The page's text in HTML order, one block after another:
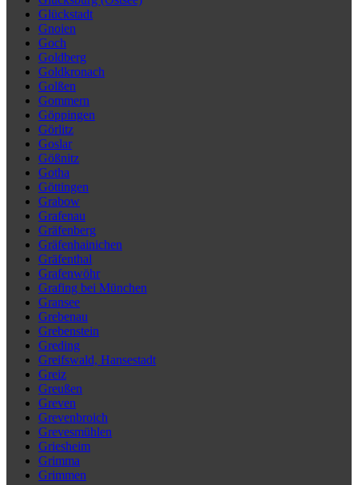
Glückstadt
Gnoien
Goch
Goldberg
Goldkronach
Golßen
Gommern
Göppingen
Görlitz
Goslar
Gößnitz
Gotha
Göttingen
Grabow
Grafenau
Gräfenberg
Gräfenhainichen
Gräfenthal
Grafenwöhr
Grafing bei München
Gransee
Grebenau
Grebenstein
Greding
Greifswald, Hansestadt
Greiz
Greußen
Greven
Grevenbroich
Grevesmühlen
Griesheim
Grimma
Grimmen